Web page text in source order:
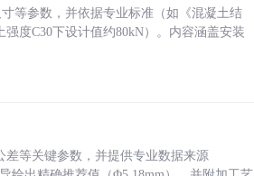
等参数，并依据专业标准（如《混凝土结
度C30下设计值约80kN）。内容涵盖安装
差等关键参数，并提供专业数据来源